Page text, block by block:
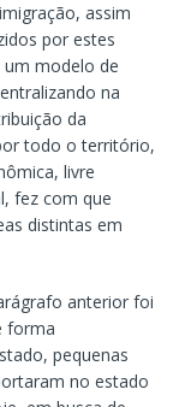
assim
por estes
modelo de
na
da
todo o território,
livre
fez com que
distintas em
anterior foi
forma
pequenas
no estado